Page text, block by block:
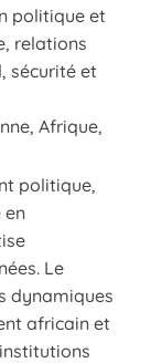
politique et
relations
sécurité et
Afrique,
politique,
en
Le
dynamiques
africain et